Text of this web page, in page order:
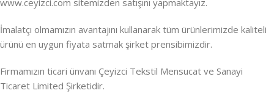
www.ceyizci.com sitemizden satışını yapmaktayız.
İmalatçı olmamızın avantajını kullanarak tüm ürünlerimizde kaliteli
ürünü en uygun fiyata satmak şirket prensibimizdir.
Firmamızın ticari ünvanı Çeyizci Tekstil Mensucat ve Sanayi
Ticaret Limited Şirketidir.